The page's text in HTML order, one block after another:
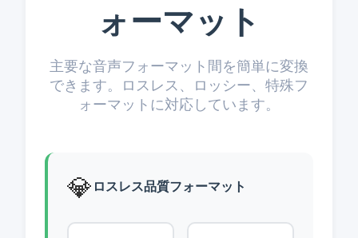
ォーマット
主要な音声フォーマット間を簡単に変換
できます。ロスレス、ロッシー、特殊フ
ォーマットに対応しています。
💎 ロスレス品質フォーマット